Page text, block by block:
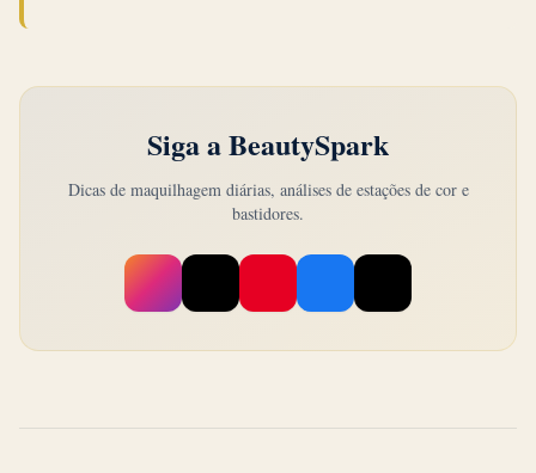
Siga a BeautySpark
Dicas de maquilhagem diárias, análises de estações de cor e
bastidores.